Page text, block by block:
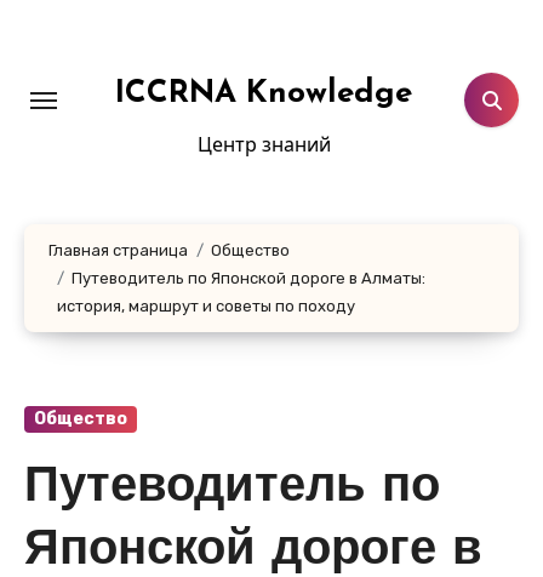
содержаниюICCRNA Knowledge
Центр знаний
Главная страница
Общество
Путеводитель по Японской дороге в Алматы:
история, маршрут и советы по походу
Общество
Путеводитель по
Японской дороге в